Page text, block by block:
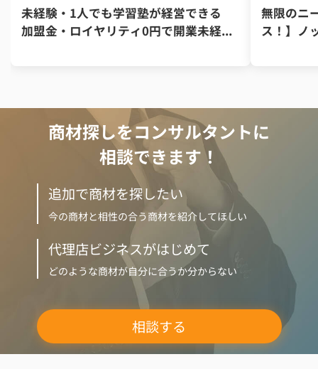
未経験・1人でも学習塾が経営できる
加盟金・ロイヤリティ0円で開業未経...
無限のニ
ス！】ノ
商材探しをコンサルタントに
相談できます！
追加で商材を探したい
今の商材と相性の合う商材を紹介してほしい
代理店ビジネスがはじめて
どのような商材が自分に合うか分からない
相談する